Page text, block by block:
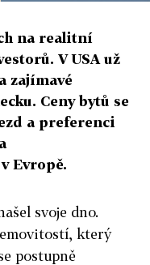
na realitní
V USA už
zajímavé
Ceny bytů se
a preferenci
Evropě.
svoje dno.
který
postupně